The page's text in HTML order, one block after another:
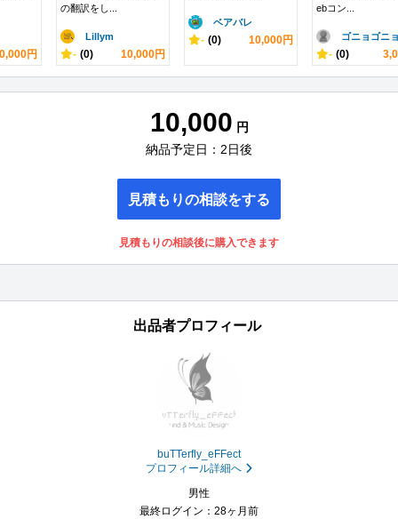
円
の翻訳をし...
Lillym
- (0) 10,000円
ベアバレ
- (0) 10,000円
ebコン...
ゴニョゴニ
- (0)
10,000 円
納品予定日：2日後
見積もりの相談をする
見積もりの相談後に購入できます
出品者プロフィール
buTTerfly_eFFect
プロフィール詳細へ
男性
最終ログイン：28ヶ月前